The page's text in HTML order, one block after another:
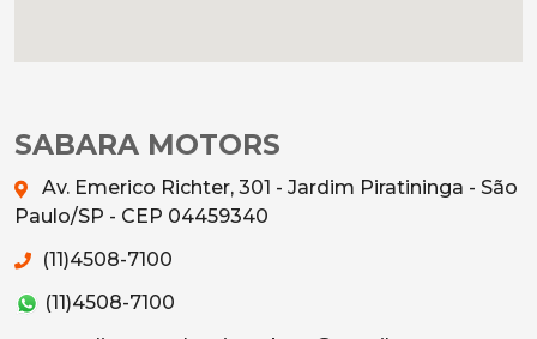
SABARA MOTORS
Av. Emerico Richter, 301 - Jardim Piratininga - São
Paulo/SP - CEP 04459340
(11)4508-7100
(11)4508-7100